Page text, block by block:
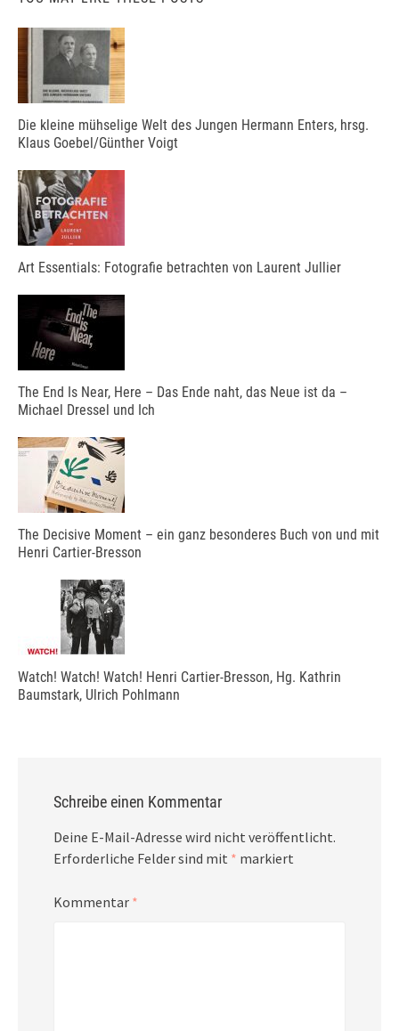
Die kleine mühselige Welt des Jungen Hermann Enters, hrsg.
Klaus Goebel/Günther Voigt
Art Essentials: Fotografie betrachten von Laurent Jullier
The End Is Near, Here – Das Ende naht, das Neue ist da –
Michael Dressel und Ich
The Decisive Moment – ein ganz besonderes Buch von und mit
Henri Cartier-Bresson
Watch! Watch! Watch! Henri Cartier-Bresson, Hg. Kathrin
Baumstark, Ulrich Pohlmann
Schreibe einen Kommentar
Deine E-Mail-Adresse wird nicht veröffentlicht.
Erforderliche Felder sind mit * markiert
Kommentar *